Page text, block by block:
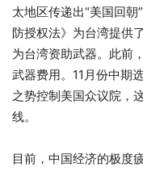
太地区传递出“美国回
防授权法》为台湾提供
为台湾资助武器。此前
武器费用。11月份中期
之势控制美国众议院，
线。
目前，中国经济的极度